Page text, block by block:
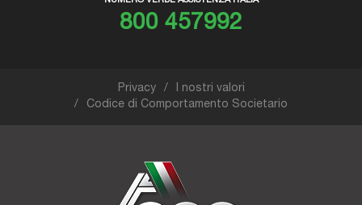
800 457992
Privacy
I nostri valori
Codice di Comportamento Societario